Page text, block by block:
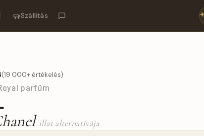
Szállítás
(19 000+ értékelés)
parfüm
illat alternatívája